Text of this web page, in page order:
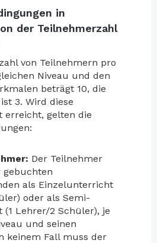
in
der Teilnehmerzahl
von Teilnehmern pro
Niveau und den
beträgt 10, die
3. Wird diese
erreicht, gelten die
Der Teilnehmer
gebuchten
als Einzelunterricht
oder als Semi-
Lehrer/2 Schüler), je
und seinen
keinem Fall muss der